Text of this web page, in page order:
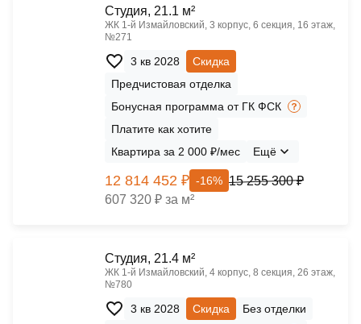
Cтудия, 21.1 м²
ЖК 1‑й Измайловский, 3 корпус, 6 секция, 16 этаж,
№271
3 кв 2028
Скидка
Предчистовая отделка
Бонусная программа от ГК ФСК
Платите как хотите
Квартира за 2 000 ₽/мес
Ещё
12 814 452 ₽ -16% 15 255 300 ₽
607 320 ₽ за м²
Cтудия, 21.4 м²
ЖК 1‑й Измайловский, 4 корпус, 8 секция, 26 этаж,
№780
3 кв 2028 Скидка
Без отделки